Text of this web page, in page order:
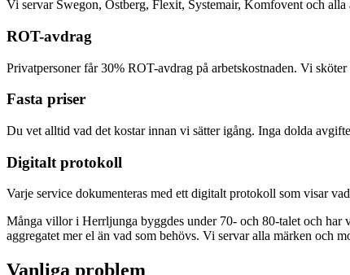
Vi servar Swegon, Östberg, Flexit, Systemair, Komfovent och alla
ROT-avdrag
Privatpersoner får 30% ROT-avdrag på arbetskostnaden. Vi
Fasta priser
Du vet alltid vad det kostar innan vi sätter igång. Inga dolda
Digitalt protokoll
Varje service dokumenteras med ett digitalt protokoll som visar
Många villor i Herrljunga byggdes under 70- och 80-talet och har
aggregatet mer el än vad som behövs. Vi servar alla märken och
Vanliga problem